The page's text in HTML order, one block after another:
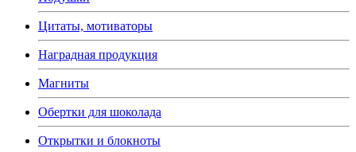
Цитаты, мотиваторы
Наградная продукция
Магниты
Обертки для шоколада
Открытки и блокноты